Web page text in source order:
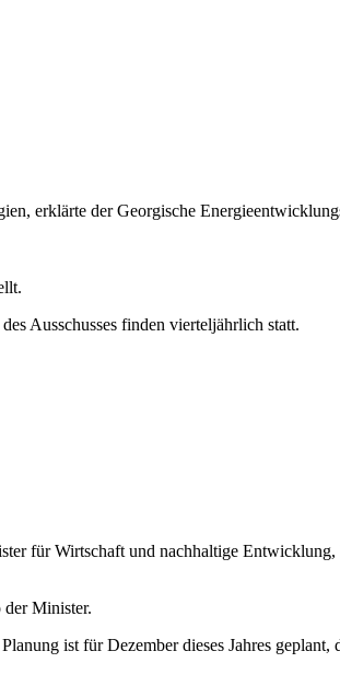
erklärte der Georgische
Ausschusses finden vierteljährlich statt.
für Wirtschaft und nachhaltige
der Minister.
ist für Dezember dieses Jahres geplant,